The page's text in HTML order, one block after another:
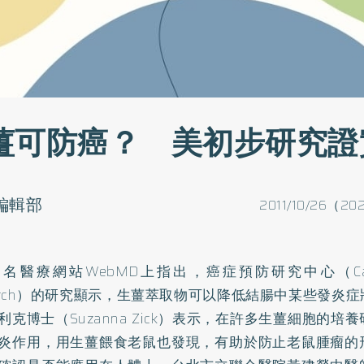
可防癌？ 美初步研究
2011/10/26（
輯部
醫療網站WebMD上指出，癌症預防研究中心（
）的研究顯示，生薑萃取物可以降低結腸中某些發炎
克博士（Suzanna Zick）表示，在許多生薑細胞的培
作用，用生薑餵食老鼠也發現，有助於防止老鼠腫瘤